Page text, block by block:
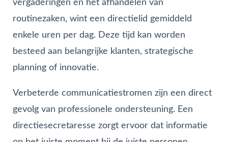
vergaderingen en het afhandelen van
routinezaken, wint een directielid gemiddeld
enkele uren per dag. Deze tijd kan worden
besteed aan belangrijke klanten, strategische
planning of innovatie.
Verbeterde communicatiestromen zijn een direct
gevolg van professionele ondersteuning. Een
directiesecretaresse zorgt ervoor dat informatie